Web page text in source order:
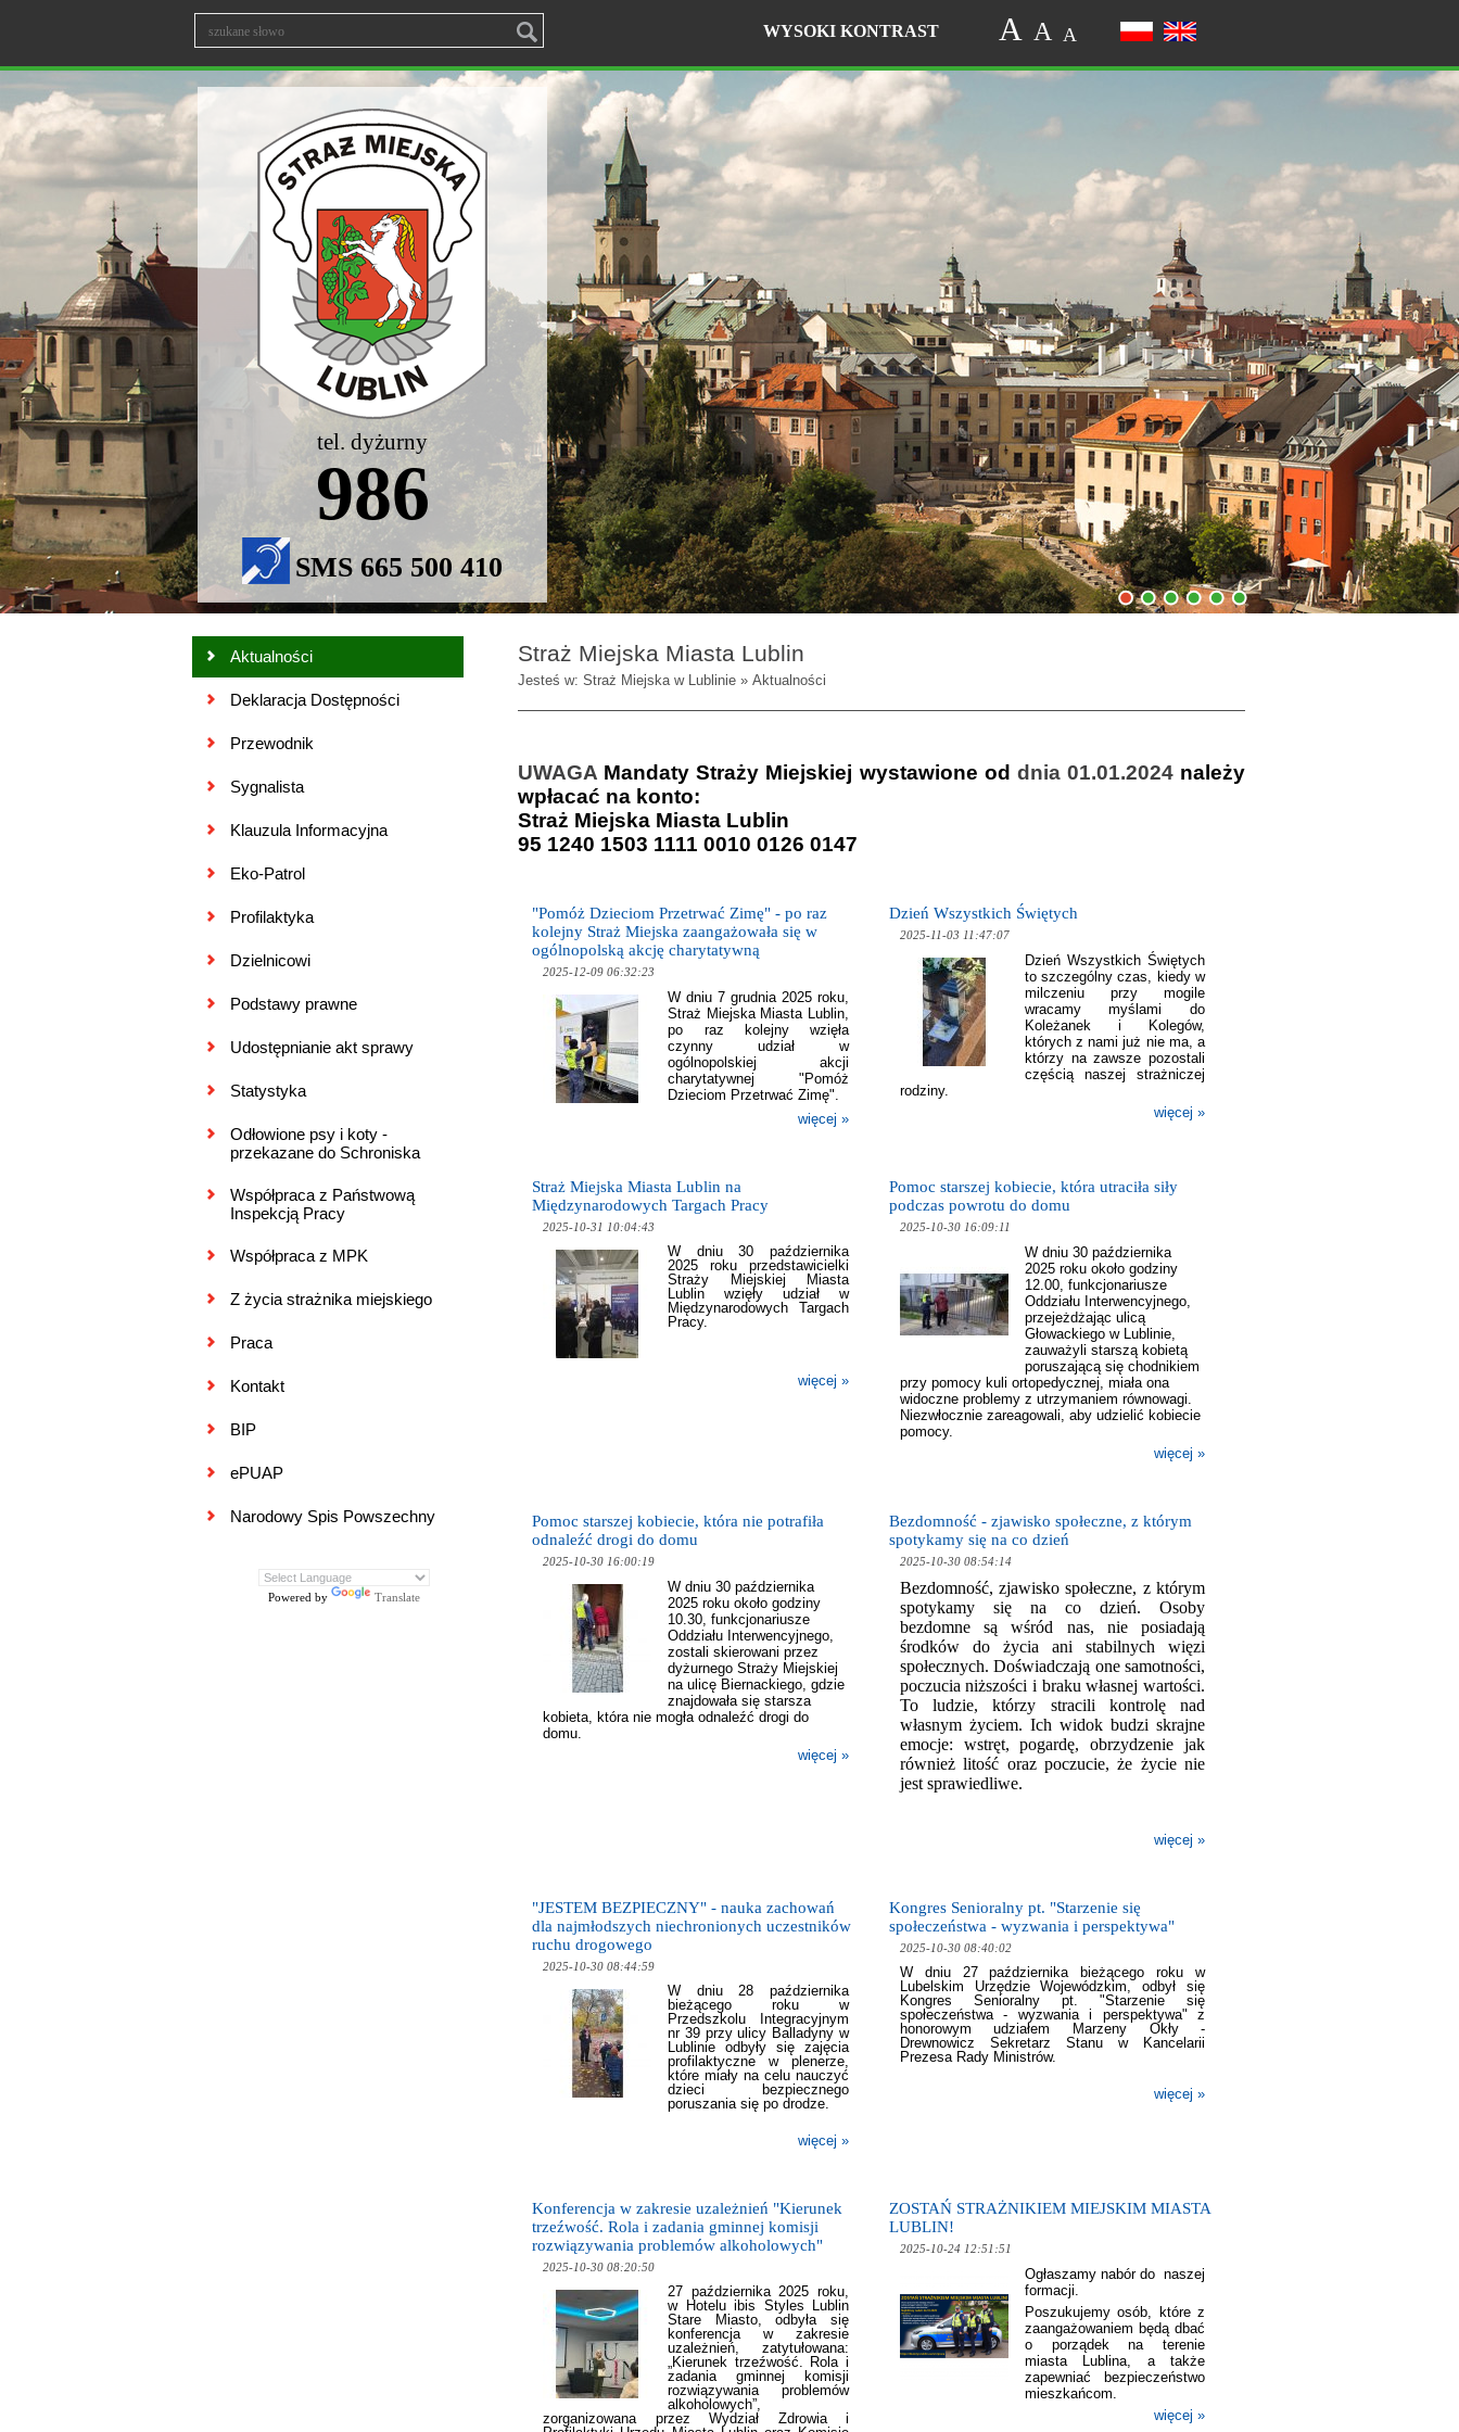
WYSOKI KONTRAST A A A
1 2 3 4 5 6
tel. dyżurny
986
SMS 665 500 410
Aktualności
Deklaracja Dostępności
Przewodnik
Sygnalista
Klauzula Informacyjna
Eko-Patrol
Profilaktyka
Dzielnicowi
Podstawy prawne
Udostępnianie akt sprawy
Statystyka
Odłowione psy i koty -
przekazane do Schroniska
Współpraca z Państwową
Inspekcją Pracy
Współpraca z MPK
Z życia strażnika miejskiego
Praca
Kontakt
BIP
ePUAP
Narodowy Spis Powszechny
Powered by Translate
Straż Miejska Miasta Lublin
Jesteś w: Straż Miejska w Lublinie » Aktualności
UWAGA Mandaty Straży Miejskiej wystawione od dnia 01.01.2024 należy
wpłacać na konto:
Straż Miejska Miasta Lublin
95 1240 1503 1111 0010 0126 0147
"Pomóż Dzieciom Przetrwać Zimę" - po raz
kolejny Straż Miejska zaangażowała się w
ogólnopolską akcję charytatywną
2025-12-09 06:32:23
W dniu 7 grudnia 2025 roku,
Straż Miejska Miasta Lublin,
po raz kolejny wzięła
czynny udział w
ogólnopolskiej akcji
charytatywnej "Pomóż
Dzieciom Przetrwać Zimę".
więcej »
Dzień Wszystkich Świętych
2025-11-03 11:47:07
Dzień Wszystkich Świętych
to szczególny czas, kiedy w
milczeniu przy mogile
wracamy myślami do
Koleżanek i Kolegów,
których z nami już nie ma, a
którzy na zawsze pozostali
częścią naszej strażniczej
rodziny.
więcej »
Straż Miejska Miasta Lublin na
Międzynarodowych Targach Pracy
2025-10-31 10:04:43
W dniu 30 października
2025 roku przedstawicielki
Straży Miejskiej Miasta
Lublin wzięły udział w
Międzynarodowych Targach
Pracy.
więcej »
Pomoc starszej kobiecie, która utraciła siły
podczas powrotu do domu
2025-10-30 16:09:11
W dniu 30 października
2025 roku około godziny
12.00, funkcjonariusze
Oddziału Interwencyjnego,
przejeżdżając ulicą
Głowackiego w Lublinie,
zauważyli starszą kobietą
poruszającą się chodnikiem
przy pomocy kuli ortopedycznej, miała ona
widoczne problemy z utrzymaniem równowagi.
Niezwłocznie zareagowali, aby udzielić kobiecie
pomocy.
więcej »
Pomoc starszej kobiecie, która nie potrafiła
odnaleźć drogi do domu
2025-10-30 16:00:19
W dniu 30 października
2025 roku około godziny
10.30, funkcjonariusze
Oddziału Interwencyjnego,
zostali skierowani przez
dyżurnego Straży Miejskiej
na ulicę Biernackiego, gdzie
znajdowała się starsza
kobieta, która nie mogła odnaleźć drogi do
domu.
więcej »
Bezdomność - zjawisko społeczne, z którym
spotykamy się na co dzień
2025-10-30 08:54:14
Bezdomność, zjawisko społeczne, z którym
spotykamy się na co dzień. Osoby
bezdomne są wśród nas, nie posiadają
środków do życia ani stabilnych więzi
społecznych. Doświadczają one samotności,
poczucia niższości i braku własnej wartości.
To ludzie, którzy stracili kontrolę nad
własnym życiem. Ich widok budzi skrajne
emocje: wstręt, pogardę, obrzydzenie jak
również litość oraz poczucie, że życie nie
jest sprawiedliwe.
więcej »
"JESTEM BEZPIECZNY" - nauka zachowań
dla najmłodszych niechronionych uczestników
ruchu drogowego
2025-10-30 08:44:59
W dniu 28 października
bieżącego roku w
Przedszkolu Integracyjnym
nr 39 przy ulicy Balladyny w
Lublinie odbyły się zajęcia
profilaktyczne w plenerze,
które miały na celu nauczyć
dzieci bezpiecznego
poruszania się po drodze.
więcej »
Kongres Senioralny pt. "Starzenie się
społeczeństwa - wyzwania i perspektywa"
2025-10-30 08:40:02
W dniu 27 października bieżącego roku w
Lubelskim Urzędzie Wojewódzkim, odbył się
Kongres Senioralny pt. "Starzenie się
społeczeństwa - wyzwania i perspektywa" z
honorowym udziałem Marzeny Okły -
Drewnowicz Sekretarz Stanu w Kancelarii
Prezesa Rady Ministrów.
więcej »
Konferencja w zakresie uzależnień "Kierunek
trzeźwość. Rola i zadania gminnej komisji
rozwiązywania problemów alkoholowych"
2025-10-30 08:20:50
27 października 2025 roku,
w Hotelu ibis Styles Lublin
Stare Miasto, odbyła się
konferencja w zakresie
uzależnień, zatytułowana:
„Kierunek trzeźwość. Rola i
zadania gminnej komisji
rozwiązywania problemów
alkoholowych”
zorganizowana przez Wydział Zdrowia i
ZOSTAŃ STRAŻNIKIEM MIEJSKIM MIASTA
LUBLIN!
2025-10-24 12:51:51
Ogłaszamy nabór do naszej
formacji.
Poszukujemy osób, które z
zaangażowaniem będą dbać
o porządek na terenie
miasta Lublina, a także
zapewniać bezpieczeństwo
mieszkańcom.
więcej »